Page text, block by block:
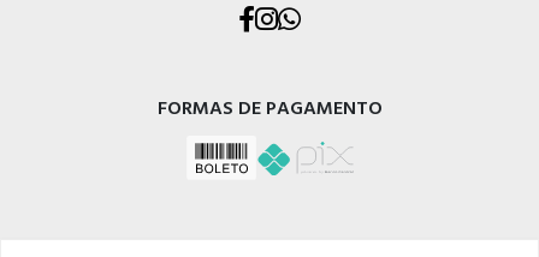
FORMAS DE PAGAMENTO